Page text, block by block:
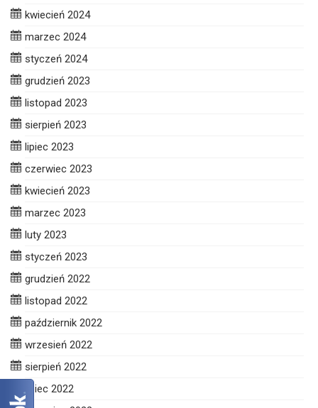
kwiecień 2024
marzec 2024
styczeń 2024
grudzień 2023
listopad 2023
sierpień 2023
lipiec 2023
czerwiec 2023
kwiecień 2023
marzec 2023
luty 2023
styczeń 2023
grudzień 2022
listopad 2022
październik 2022
wrzesień 2022
sierpień 2022
lipiec 2022